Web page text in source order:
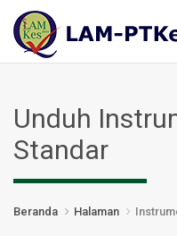
Unduh
Standar
Beranda Halaman